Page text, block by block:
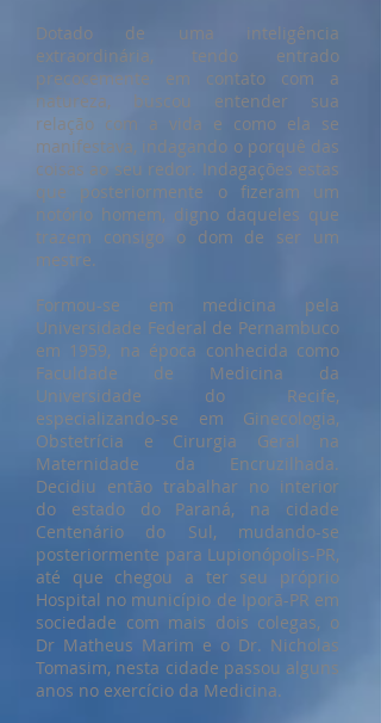
Dotado de uma inteligência
extraordinária, tendo entrado
precocemente em contato com a
natureza, buscou entender sua
relação com a vida e como ela se
manifestava, indagando o porquê das
coisas ao seu redor. Indagações estas
que posteriormente o fizeram um
notório homem, digno daqueles que
trazem consigo o dom de ser um
mestre.
Formou-se em medicina pela
Universidade Federal de Pernambuco
em 1959, na época conhecida como
Faculdade de Medicina da
Universidade do Recife,
especializando-se em Ginecologia,
Obstetrícia e Cirurgia Geral na
Maternidade da Encruzilhada.
Decidiu então trabalhar no interior
do estado do Paraná, na cidade
Centenário do Sul, mudando-se
posteriormente para Lupionópolis-PR,
até que chegou a ter seu próprio
Hospital no município de Iporã-PR em
sociedade com mais dois colegas, o
Dr Matheus Marim e o Dr. Nicholas
Tomasim, nesta cidade passou alguns
anos no exercício da Medicina.